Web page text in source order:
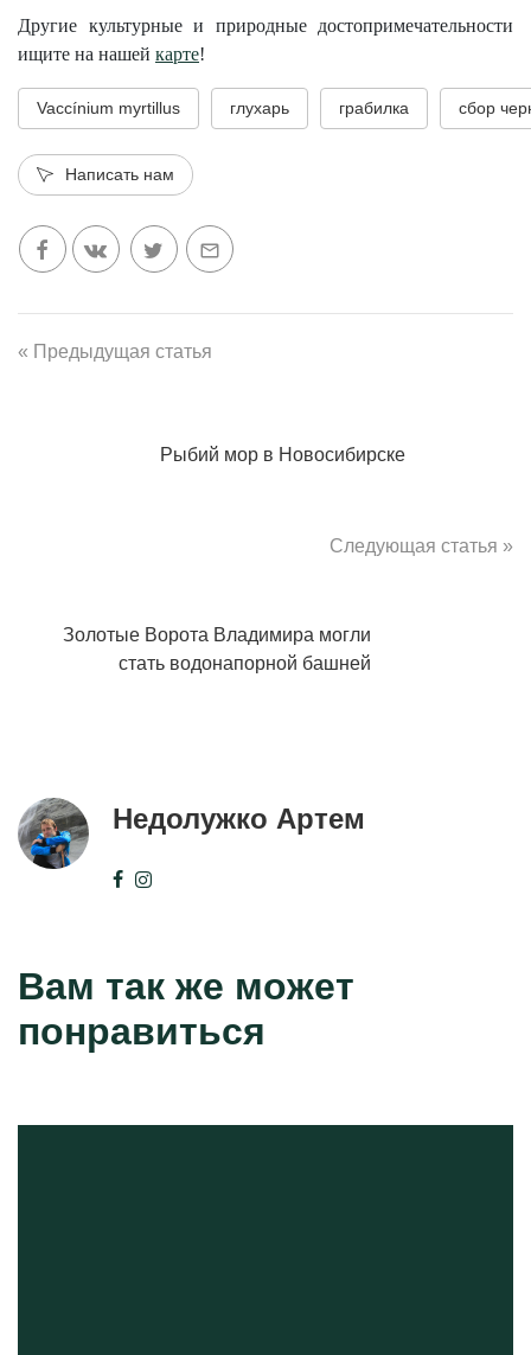
Другие культурные и природные достопримечательности
ищите на нашей карте!
Vaccínium myrtillus глухарь грабилка сбор
Написать нам
« Предыдущая статья
Рыбий мор в Новосибирске
Следующая статья »
Золотые Ворота Владимира могли
стать водонапорной башней
Недолужко Артем
Вам так же может
понравиться